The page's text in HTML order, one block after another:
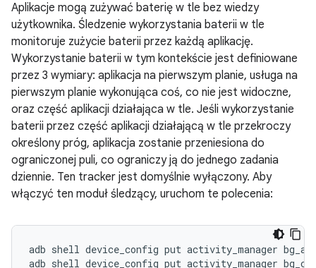
Aplikacje mogą zużywać baterię w tle bez wiedzy
użytkownika. Śledzenie wykorzystania baterii w tle
monitoruje zużycie baterii przez każdą aplikację.
Wykorzystanie baterii w tym kontekście jest definiowane
przez 3 wymiary: aplikacja na pierwszym planie, usługa na
pierwszym planie wykonująca coś, co nie jest widoczne,
oraz część aplikacji działająca w tle. Jeśli wykorzystanie
baterii przez część aplikacji działającą w tle przekroczy
określony próg, aplikacja zostanie przeniesiona do
ograniczonej puli, co ograniczy ją do jednego zadania
dziennie. Ten tracker jest domyślnie wyłączony. Aby
włączyć ten moduł śledzący, uruchom te polecenia:
adb shell device_config put activity_manager